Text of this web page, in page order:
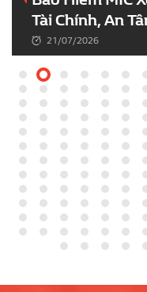
Tài Chính, An
21/07/2026